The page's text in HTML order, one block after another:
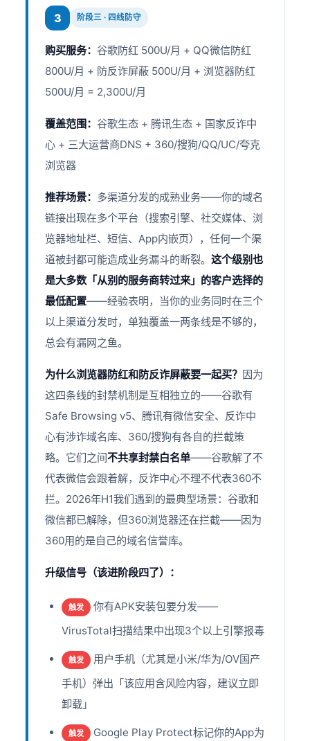
3 阶段三 · 四线防守
购买服务： 谷歌防红 500U/月 + QQ微信防红
800U/月 + 防反诈屏蔽 500U/月 + 浏览器防红
500U/月 = 2,300U/月
覆盖范围： 谷歌生态 + 腾讯生态 + 国家反诈中
心 + 三大运营商DNS + 360/搜狗/QQ/UC/夸克
浏览器
推荐场景： 多渠道分发的成熟业务——你的域名
链接出现在多个平台（搜索引擎、社交媒体、浏
览器地址栏、短信、App内嵌页），任何一个渠
道被封都可能造成业务漏斗的断裂。这个级别也
是大多数「从别的服务商转过来」的客户选择的
最低配置——经验表明，当你的业务同时在三个
以上渠道分发时，单独覆盖一两条线是不够的，
总会有漏网之鱼。
为什么浏览器防红和防反诈屏蔽要一起买？ 因为
这四条线的封禁机制是互相独立的——谷歌有
Safe Browsing v5、腾讯有微信安全、反诈中
心有涉诈域名库、360/搜狗有各自的拦截策
略。它们之间不共享封禁白名单——谷歌解了不
代表微信会跟着解，反诈中心不理不代表360不
拦。2026年H1我们遇到的最典型场景：谷歌和
微信都已解除，但360浏览器还在拦截——因为
360用的是自己的域名信誉库。
升级信号（该进阶段四了）：
触发
你有APK安装包要分发——
VirusTotal扫描结果中出现3个以上引擎报毒
触发
用户手机（尤其是小米/华为/OV国产
手机）弹出「该应用含风险内容，建议立即
卸载」
触发
Google Play Protect标记你的App为